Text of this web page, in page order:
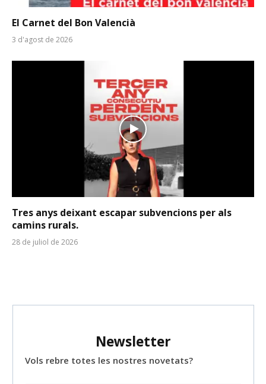
El Carnet del Bon Valencià
3 d'agost de 2026
Tres anys deixant escapar subvencions per als
camins rurals.
28 de juliol de 2026
Newsletter
Vols rebre totes les nostres novetats?